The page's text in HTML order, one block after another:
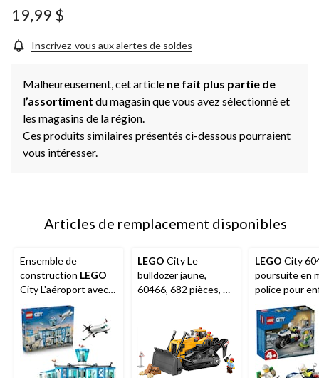
19,99 $
Inscrivez-vous aux alertes de soldes
Malheureusement, cet article ne fait plus partie de
l’assortiment du magasin que vous avez sélectionné et
les magasins de la région.
Ces produits similaires présentés ci-dessous pourraient
vous intéresser.
Articles de remplacement disponibles
Ensemble de
construction LEGO
City L'aéroport avec
avion, 60502, 887
pièces, 8 ans et plus
LEGO City Le
bulldozer jaune,
60466, 682 pièces, 8
LEGO City
poursuite en
police pour
de 4 ans et
pièces